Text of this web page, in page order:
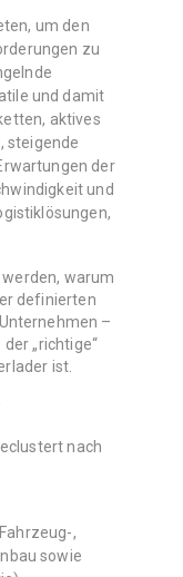
um den
zu
und damit
aktives
steigende
der
und
warum
definierten
–
„richtige“
ist.
nach
,
sowie